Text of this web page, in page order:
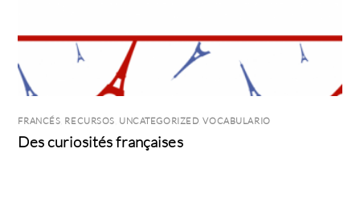
FRANCÉS RECURSOS UNCATEGORIZED ,VOCABULARIO
Des curiosités françaises